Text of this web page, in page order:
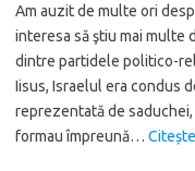
Am auzit de multe ori
interesa să ştiu mai multe
dintre partidele politico-
Iisus, Israelul era condus
reprezentată de
formau împreună…